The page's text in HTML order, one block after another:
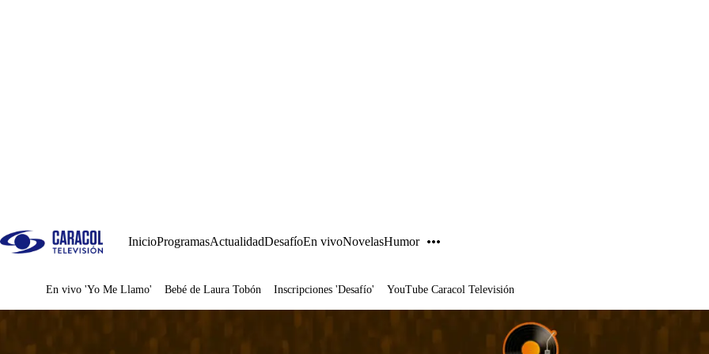
InicioProgramasActualidadDesafíoEn vivoNovelasHumor
Juegos
En vivo 'Yo Me Llamo' Bebé de Laura Tobón Inscripciones 'Desafío' YouTube Caracol Televisión